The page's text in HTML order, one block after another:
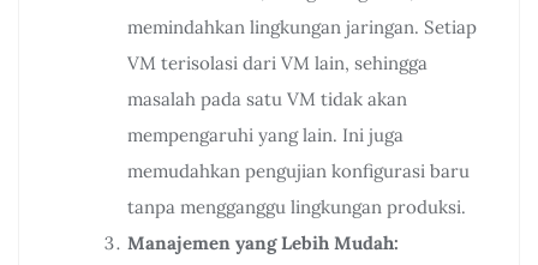
memindahkan lingkungan jaringan. Setiap
VM terisolasi dari VM lain, sehingga
masalah pada satu VM tidak akan
mempengaruhi yang lain. Ini juga
memudahkan pengujian konfigurasi baru
tanpa mengganggu lingkungan produksi.
Manajemen yang Lebih Mudah: